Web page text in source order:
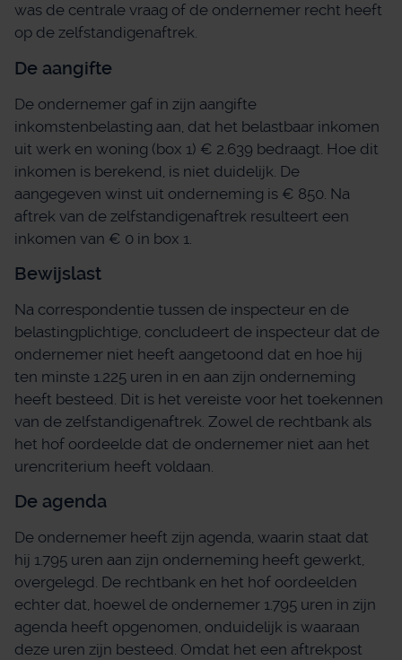
was de centrale vraag of de ondernemer recht heeft
op de zelfstandigenaftrek.
De aangifte
De ondernemer gaf in zijn aangifte
inkomstenbelasting aan, dat het belastbaar inkomen
uit werk en woning (box 1) € 2.639 bedraagt. Hoe dit
inkomen is berekend, is niet duidelijk. De
aangegeven winst uit onderneming is € 850. Na
aftrek van de zelfstandigenaftrek resulteert een
inkomen van € 0 in box 1.
Bewijslast
Na correspondentie tussen de inspecteur en de
belastingplichtige, concludeert de inspecteur dat de
ondernemer niet heeft aangetoond dat en hoe hij
ten minste 1.225 uren in en aan zijn onderneming
heeft besteed. Dit is het vereiste voor het toekennen
van de zelfstandigenaftrek. Zowel de rechtbank als
het hof oordeelde dat de ondernemer niet aan het
urencriterium heeft voldaan.
De agenda
De ondernemer heeft zijn agenda, waarin staat dat
hij 1.795 uren aan zijn onderneming heeft gewerkt,
overgelegd. De rechtbank en het hof oordeelden
echter dat, hoewel de ondernemer 1.795 uren in zijn
agenda heeft opgenomen, onduidelijk is waaraan
deze uren zijn besteed. Omdat het een aftrekpost